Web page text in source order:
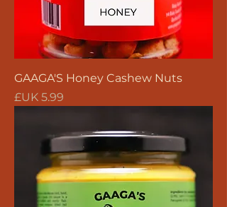
GAAGA'S Honey Cashew Nuts
السعر